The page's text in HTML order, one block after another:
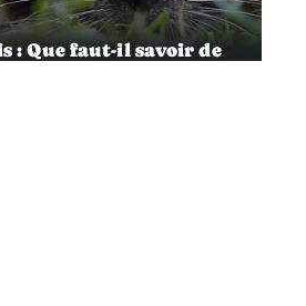
: Que faut-il savoir de